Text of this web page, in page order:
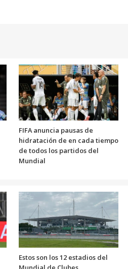
FIFA anuncia pausas de
hidratación de en cada tiempo
de todos los partidos del
Mundial
Estos son los 12 estadios del